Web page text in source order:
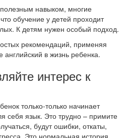
навыком, многие
обучение у детей проходит
К детям нужен особый подход.
рекомендаций, применяя
английский в жизнь ребенка.
интерес к
только-только начинает
себя язык. Это трудно – примите
будут ошибки, откаты,
Это нормальная история.